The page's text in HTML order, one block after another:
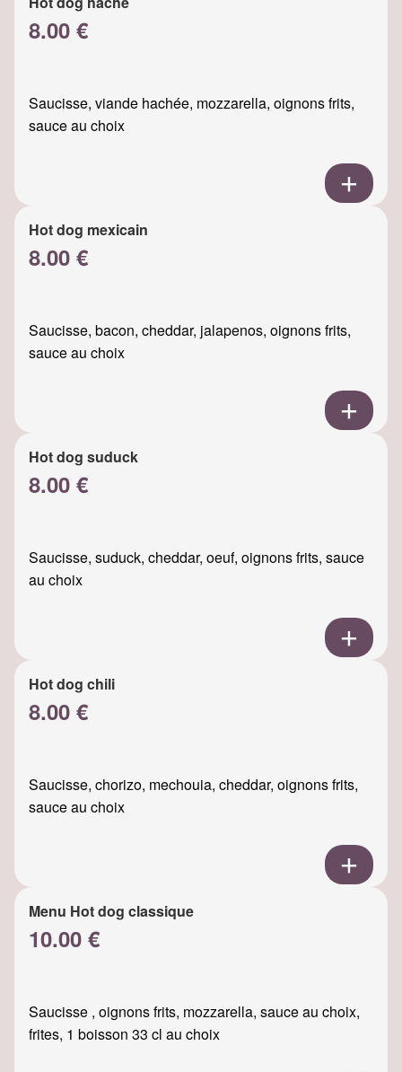
8.00 €
Saucisse, viande hachée, mozzarella, oignons frits,
sauce au choix
Hot dog mexicain
8.00 €
Saucisse, bacon, cheddar, jalapenos, oignons frits,
sauce au choix
Hot dog suduck
8.00 €
Saucisse, suduck, cheddar, oeuf, oignons frits, sauce
au choix
Hot dog chili
8.00 €
Saucisse, chorizo, mechouia, cheddar, oignons frits,
sauce au choix
Menu Hot dog classique
10.00 €
Saucisse , oignons frits, mozzarella, sauce au choix,
frites, 1 boisson 33 cl au choix